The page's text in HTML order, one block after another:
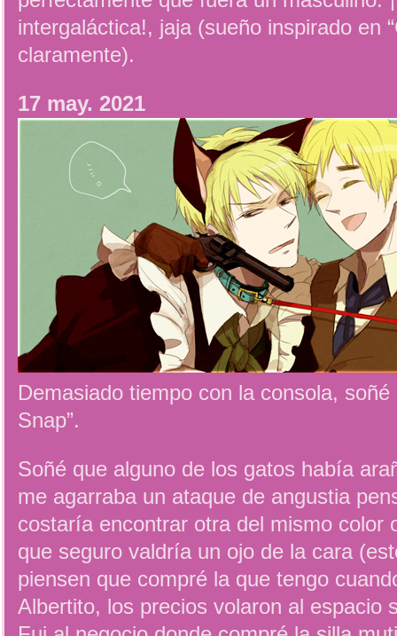
intergaláctica!, jaja (sueño inspirado en
claramente).
17 may. 2021
Demasiado tiempo con la consola, soñé
Snap”.
Soñé que alguno de los gatos había
me agarraba un ataque de angustia
costaría encontrar otra del mismo color
que seguro valdría un ojo de la cara
piensen que compré la que tengo
Albertito, los precios volaron al espacio